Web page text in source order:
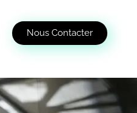
Nous Contacter